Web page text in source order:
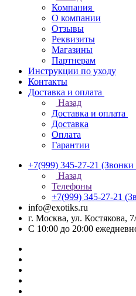
Компания
О компании
Отзывы
Реквизиты
Магазины
Партнерам
Инструкции по уходу
Контакты
Доставка и оплата
Назад
Доставка и оплата
Доставка
Оплата
Гарантии
+7(999) 345-27-21 (Звонки
Назад
Телефоны
+7(999) 345-27-21
info@exotiks.ru
г. Москва, ул. Костякова,
С 10:00 до 20:00